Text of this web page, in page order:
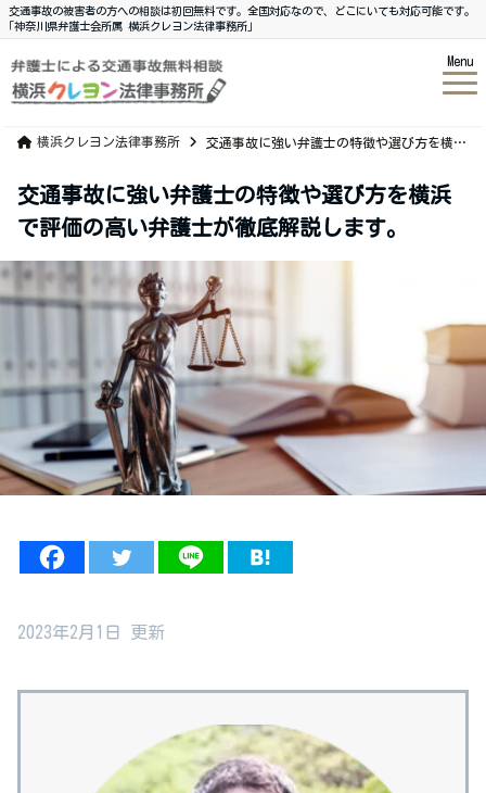
交通事故の被害者の方への相談は初回無料です。全国対応なので、どこにいても対応可能です。
｢神奈川県弁護士会所属 横浜クレヨン法律事務所｣
Menu
横浜クレヨン法律事務所 交通事故に強い弁護士の特徴や選び方を横浜で評価の高い弁護士が徹底解説します。
交通事故に強い弁護士の特徴や選び方を横浜
で評価の高い弁護士が徹底解説します。
2023年2月1日 更新